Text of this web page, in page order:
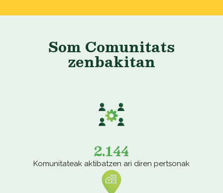
Som Comunitats
zenbakitan
2.144
Komunitateak aktibatzen ari diren pertsonak